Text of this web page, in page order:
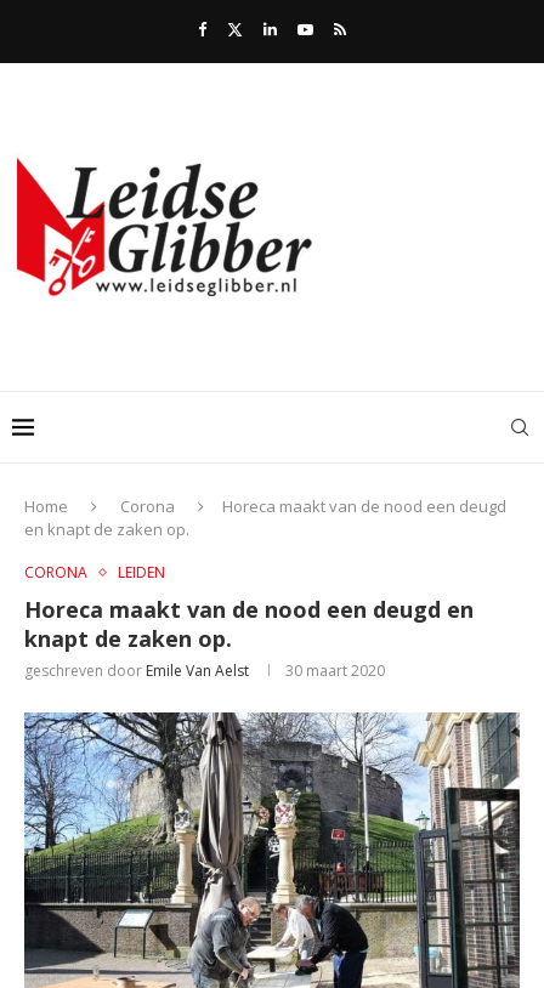
Home Corona
Horeca maakt van de nood een deugd
en knapt de zaken op.
CORONA LEIDEN
Horeca maakt van de nood een deugd en
knapt de zaken op.
geschreven door Emile Van Aelst 30 maart 2020